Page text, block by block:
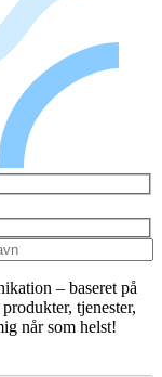
– baseret på
tjenester,
når som helst!